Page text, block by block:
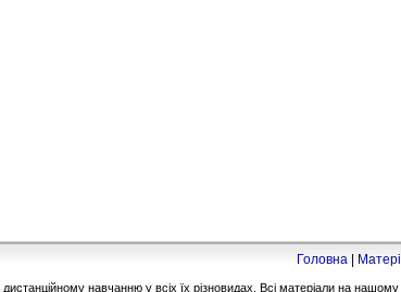
Головна
навчанню у всіх їх різновидах. Всі матеріали на